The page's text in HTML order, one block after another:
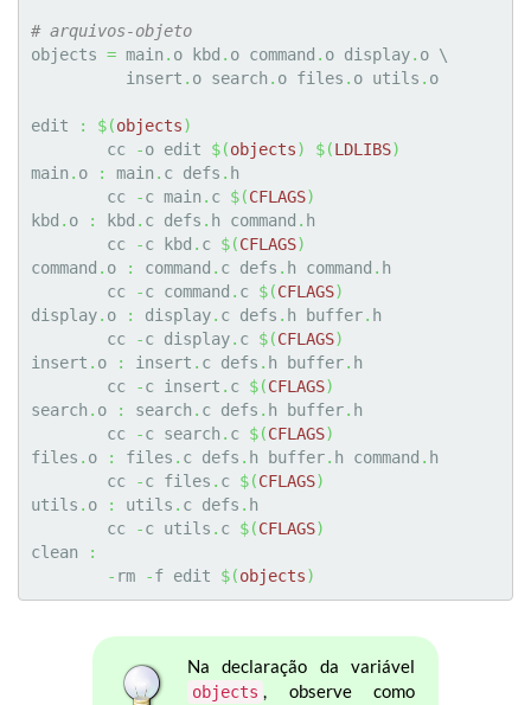
# arquivos-objeto
objects = main . o kbd . o command . o display. o \
          insert
. o search . o files . o utils . o
edit : $(objects)
	cc
-o edit $(objects) $(LDLIBS)
main . o : main . c defs . h
	cc
-c main . c $(CFLAGS)
kbd . o : kbd . c defs . h command . h
	cc
-c kbd . c $(CFLAGS)
command . o : command . c defs . h command . h
	cc
-c command . c $(CFLAGS)
display. o : display. c defs . h buffer. h
	cc
-c display. c $(CFLAGS)
insert . o : insert . c defs . h buffer. h
	cc
-c insert . c $(CFLAGS)
search . o : search . c defs . h buffer. h
	cc
-c search . c $(CFLAGS)
files . o : files . c defs . h buffer. h command . h
	cc
-c files . c $(CFLAGS)
utils . o : utils . c defs . h
	cc
-c utils . c $(CFLAGS)
clean
:
- rm -f edit $(objects)
Na declaração da variável
objects , observe como